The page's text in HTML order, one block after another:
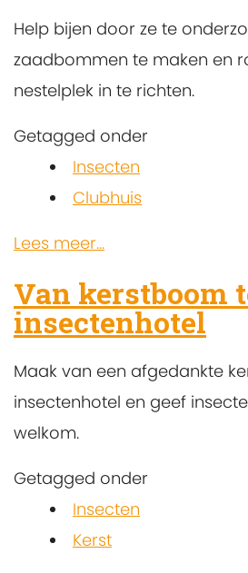
Help bijen door ze te
zaadbommen te maken en
nestelplek in te richten.
Getagged onder
Insecten
Clubhuis
Lees meer...
Van kerstboom
insectenhotel
Maak van een afgedankte
insectenhotel en geef
welkom.
Getagged onder
Insecten
Kerst